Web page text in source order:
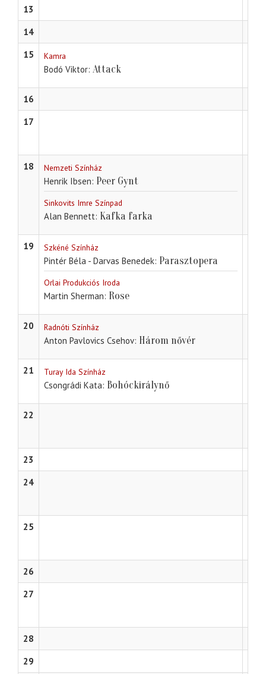
13
14
15
Kamra
Bodó Viktor Attack
16
17
18 Nemzeti Színház
Henrik Ibsen Peer Gynt
Sinkovits Imre Színpad
Alan Bennett Kafka farka
19 Szkéné Színház
Pintér Béla - Darvas Benedek Parasztopera
Orlai Produkciós Iroda
Martin Sherman Rose
20 Radnóti Színház
Anton Pavlovics Csehov Három nővér
21 Turay Ida Színház
Csongrádi Kata Bohóckirálynő
22
23
24
25
26
27
28
29